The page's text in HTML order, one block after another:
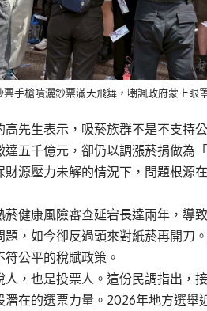
手槍噴灑鈔票滿天飛舞，嘲諷政府蒙上眼
先生表示，吸菸族群不是不支持
五千億元，卻仍以調漲菸捐做為
源壓力未解的情況下，問題根源
健康風險審查延宕長達兩年，導
，如今卻反過頭來對紙菸再開刀
公平的稅賦政策。
，也是投票人。這份民調指出，
在的選票力量。2026年地方選舉